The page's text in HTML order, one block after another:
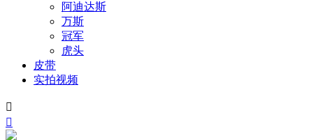
阿迪达斯
万斯
冠军
虎头
皮带
实拍视频

